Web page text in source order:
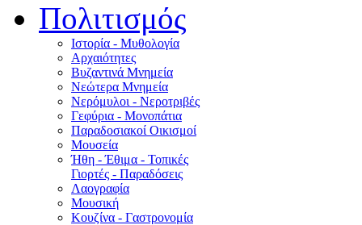
Πολιτισμός
Ιστορία - Μυθολογία
Αρχαιότητες
Βυζαντινά Μνημεία
Νεώτερα Μνημεία
Νερόμυλοι - Nεροτριβές
Γεφύρια - Μονοπάτια
Παραδοσιακοί Οικισμοί
Μουσεία
Ήθη - Έθιμα - Τοπικές
Γιορτές - Παραδόσεις
Λαογραφία
Μουσική
Κουζίνα - Γαστρονομία